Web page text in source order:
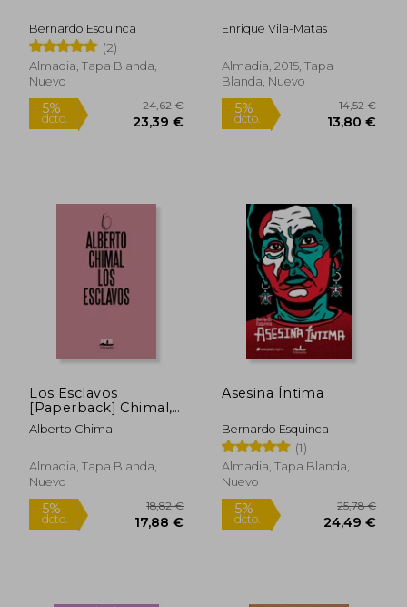
5%
dcto.
5%
Bernardo Esquinca
(2)
Almadia, Tapa Blanda,
Nuevo
5%
Enrique Vila-Matas
Almadia, 2015, Tapa
Blanda, Nuevo
Los Esclavos
[Paperback] Chimal,
Alberto
Alberto Chimal
Almadia, Tapa Blanda,
Nuevo
Asesina Íntima
Bernardo Esquinca
(1)
Almadia, Tapa Blanda,
Nuevo